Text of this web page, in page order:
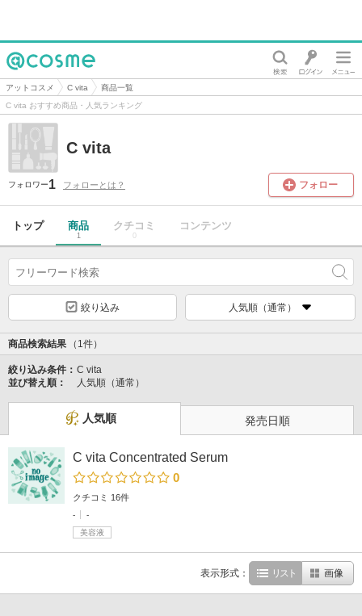
@cosme
アットコスメ C vita
商品一覧
C vita おすすめ商品・人気ランキング
C vita
フォロワー1 フォローとは？ フォロー
トップ 商品
1
クチコミ
0
コンテンツ
絞り込み 人気順（通常）
商品検索結果 （1件）
絞り込み条件： C vita
並び替え順：
人気順（通常）
人気順 発売日順
C vita Concentrated Serum
0
クチコミ 16件
-
-
美容液
表示形式： リスト 画像